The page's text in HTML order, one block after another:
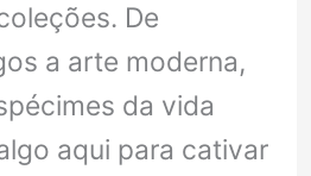
De
a arte moderna,
da vida
aqui para cativar